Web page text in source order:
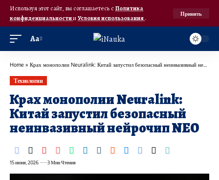
Используя этот сайт, вы соглашаетесь с Политика
конфиденциальностииУсловия использования.
Принять
Аа
Home » Крах монополии Neuralink: Китай запустил безопасный неинвазивный нейрочип NEO
Технологии
Крах монополии Neuralink:
Китай запустил безопасный
неинвазивный нейрочип NEO
15 июня, 2026 3 Мин Чтения